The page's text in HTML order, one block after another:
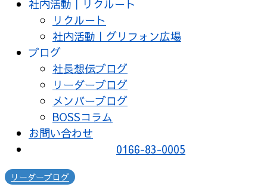
社内活動｜リクルート
リクルート
社内活動｜グリフォン広場
ブログ
社長想伝ブログ
リーダーブログ
メンバーブログ
BOSSコラム
お問い合わせ
0166-83-0005
リーダーブログ